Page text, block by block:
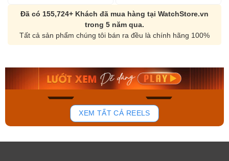
Đã có 155,724+ Khách đã mua hàng tại WatchStore.vn
trong 5 năm qua.
Tất cả sản phẩm chúng tôi bán ra đều là chính hãng 100%
173
Orient Nam RA-
Mua ngay
Casio Nam MTS-
Mua ngay
XEM TẤT CẢ REELS